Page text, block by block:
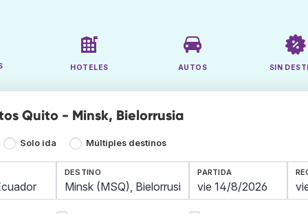
HOTELES AUTOS SIN
Quito - Minsk, Bielorrusia
Solo ida Múltiples destinos
DESTINO PARTIDA